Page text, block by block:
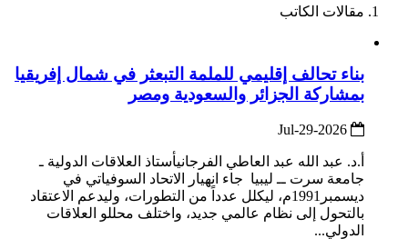
مقالات الكاتب
بناء تحالف إقليمي للملمة التبعثر في شمال إفريقيا
بمشاركة الجزائر والسعودية ومصر
أ‌.د. عبد الله عبد العاطي الفرجانيأستاذ العلاقات الدولية ـ
جامعة سرت ــ ليبيا جاء انهيار الاتحاد السوفياتي في
ديسمبر1991م، ليكلل عدداً من التطورات، وليدعم الاعتقاد
بالتحول إلى نظام عالمي جديد، واختلف محللو العلاقات
الدولي...